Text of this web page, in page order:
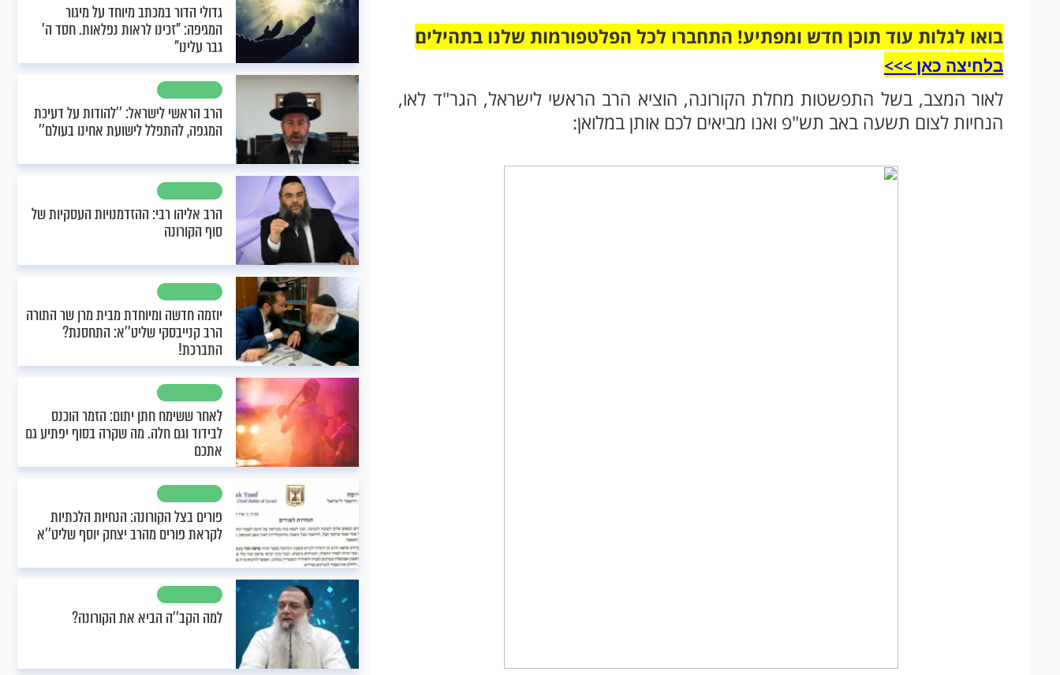
בואו לגלות עוד תוכן חדש ומפתיע! התחברו לכל הפלטפורמות שלנו בתהילים
בלחיצה כאן >>>​
לאור המצב, בשל התפשטות מחלת הקורונה, הוציא הרב הראשי לישראל, הגר"ד לאו,
הנחיות לצום תשעה באב תש"פ ואנו מביאים לכם אותן במלואן:
גדולי הדור במכתב מיוחד על מיגור
המגיפה: "זכינו לראות נפלאות. חסד ה’
גבר עלינו"
הרב הראשי לישראל: ’’להודות על דעיכת
המגפה, להתפלל לישועת אחינו בעולם’’
הרב אליהו רבי: ההזדמנויות העסקיות של
סוף הקורונה
יוזמה חדשה ומיוחדת מבית מרן שר התורה
הרב קנייבסקי שליט’’א: התחסנת?
התברכת!
לאחר ששימח חתן יתום: הזמר הוכנס
לבידוד וגם חלה. מה שקרה בסוף יפתיע גם
אתכם
פורים בצל הקורונה: הנחיות הלכתיות
לקראת פורים מהרב יצחק יוסף שליט’’א
למה הקב’’ה הביא את הקורונה?